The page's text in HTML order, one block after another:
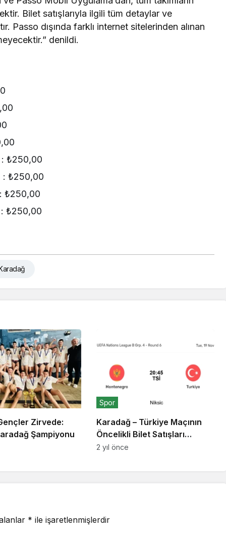
Bilet satışlarıyla ilgili tüm detaylar ve
Passo dışında farklı internet sitelerinden alınan
denildi.
: ₺250,00
: ₺250,00
₺250,00
: ₺250,00
Zirvede:
Şampiyonu
Karadağ – Türkiye Maçının
Öncelikli Bilet Satışları
Başladı
Spor
2 yıl önce
* ile işaretlenmişlerdir